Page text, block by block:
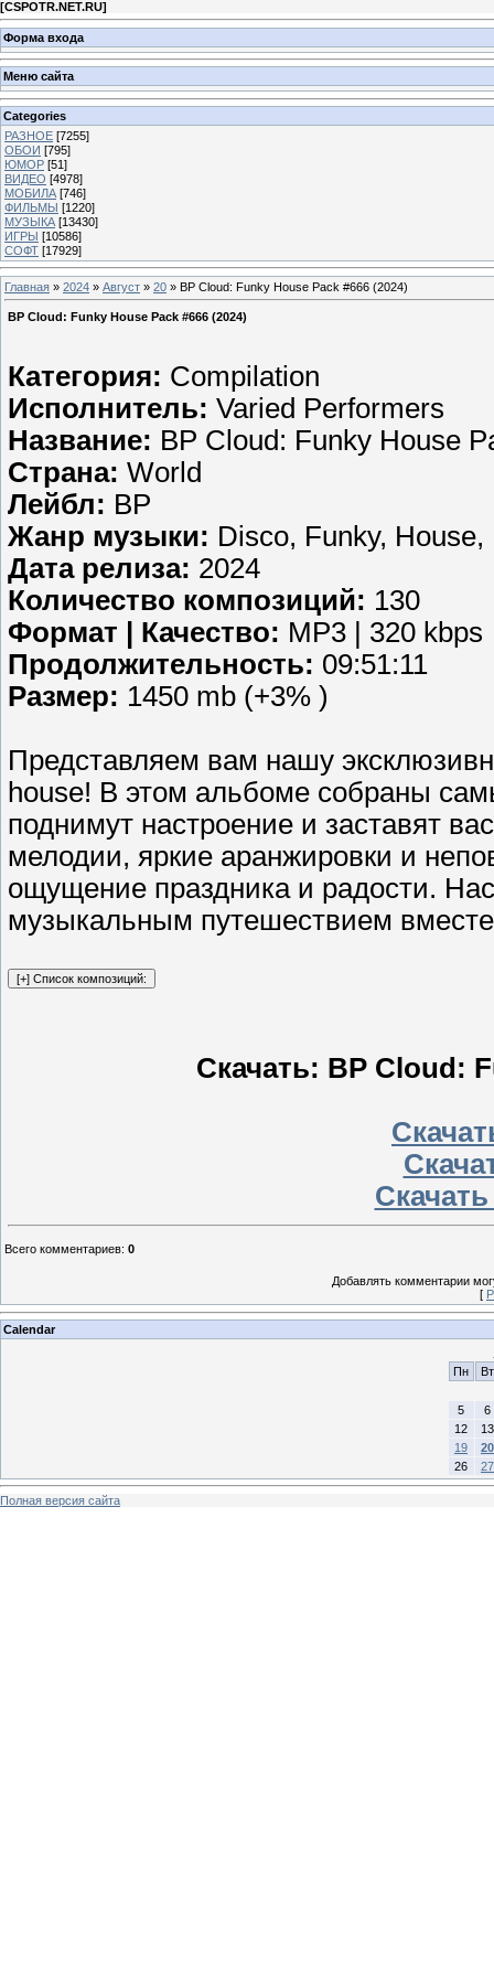
[CSPOTR.NET.RU]
Форма входа
Меню сайта
Categories
РАЗНОЕ [7255]
ОБОИ [795]
ЮМОР [51]
ВИДЕО [4978]
МОБИЛА [746]
ФИЛЬМЫ [1220]
МУЗЫКА [13430]
ИГРЫ [10586]
СОФТ [17929]
Главная » 2024 » Август » 20 » BP Cloud: Funky House Pack #666 (2024)
BP Cloud: Funky House Pack #666 (2024)
Категория: Compilation
Исполнитель: Varied Performers
Название: BP Cloud: Funky House
Страна: World
Лейбл: BP
Жанр музыки: Disco, Funky, House,
Дата релиза: 2024
Количество композиций: 130
Формат | Качество: MP3 | 320 kbps
Продолжительность: 09:51:11
Размер: 1450 mb (+3% )
Представляем вам нашу
house! В этом альбоме собраны
поднимут настроение и заставят
мелодии, яркие аранжировки и
ощущение праздника и радости.
музыкальным путешествием
Скачать: BP Cloud:
Всего комментариев: 0
Добавлять комментарии
[
Calendar
Пн
Вт
5
6
12
13
19
20
26
27
Полная версия сайта